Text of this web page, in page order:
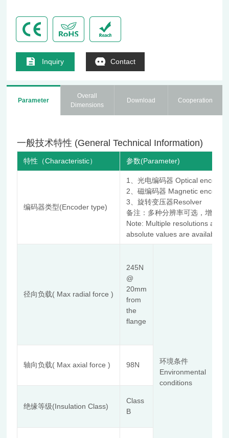
Inquiry Contact
Parameter
Overall
Dimensions
Download Cooperation
一般技术特性 (General Technical Information)
特性（Characteristic） 参数(Parameter)
编码器类型(Encoder type)
1、光电编码器 Optical encoder
2、磁编码器 Magnetic encoder
3、旋转变压器Resolver
备注：多种分辨率可选，增量
Note: Multiple resolutions are
absolute values are available.
径向负载( Max radial force )
245N
@
20mm
from
the
flange
环境条件
Environmental
conditions
轴向负载( Max axial force ) 98N
绝缘等级(Insulation Class)
Class
B